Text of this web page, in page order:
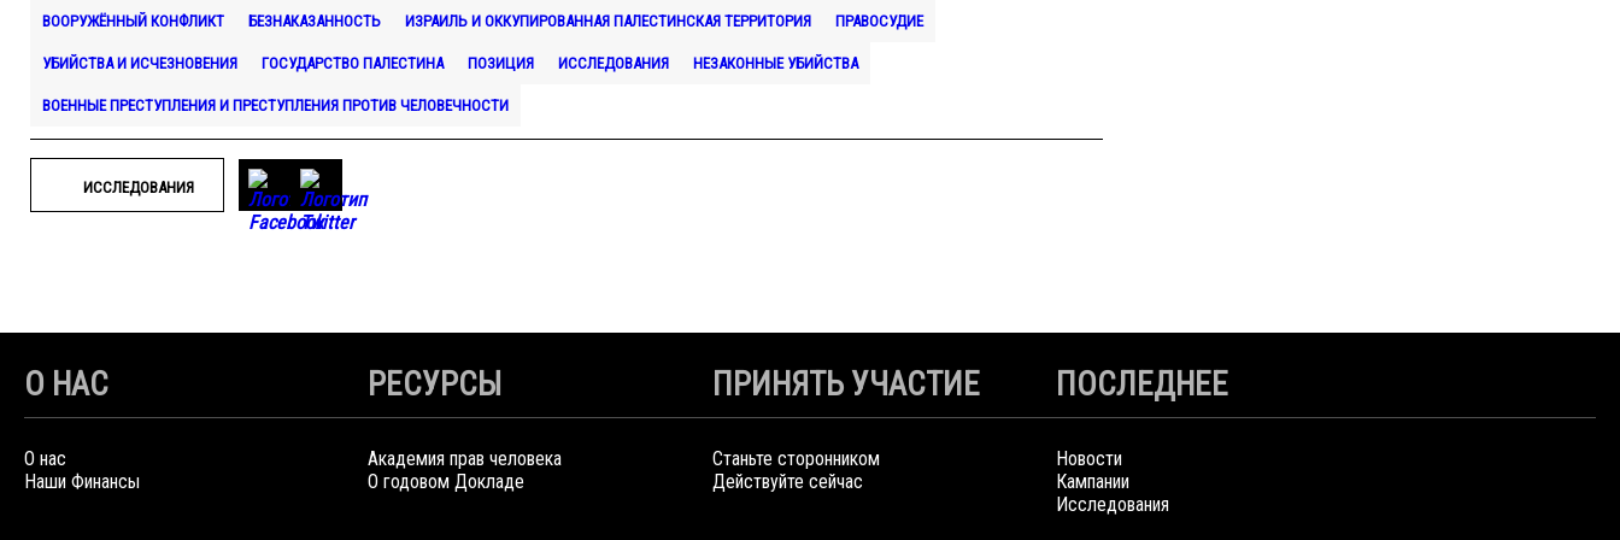
ВООРУЖЁННЫЙ КОНФЛИКТ БЕЗНАКАЗАННОСТЬ ИЗРАИЛЬ И ОККУПИРОВАННАЯ ПАЛЕСТИНСКАЯ ТЕРРИТОРИЯ ПРАВОСУДИЕ
УБИЙСТВА И ИСЧЕЗНОВЕНИЯ ГОСУДАРСТВО ПАЛЕСТИНА ПОЗИЦИЯ ИССЛЕДОВАНИЯ НЕЗАКОННЫЕ УБИЙСТВА
ВОЕННЫЕ ПРЕСТУПЛЕНИЯ И ПРЕСТУПЛЕНИЯ ПРОТИВ ЧЕЛОВЕЧНОСТИ
ИССЛЕДОВАНИЯ
О НАС
О нас
Наши Финансы
РЕСУРСЫ
Академия прав человека
О годовом Докладе
ПРИНЯТЬ УЧАСТИЕ
Станьте сторонником
Действуйте сейчас
ПОСЛЕДНЕЕ
Новости
Кампании
Исследования